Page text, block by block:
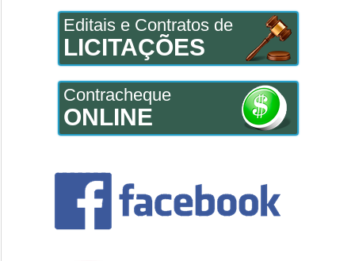
Editais e Contratos de
LICITAÇÕES
Contracheque
ONLINE